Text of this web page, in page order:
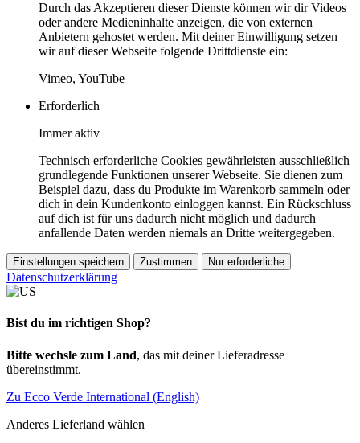
Durch das Akzeptieren dieser Dienste können wir dir Videos
oder andere Medieninhalte anzeigen, die von externen
Anbietern gehostet werden. Mit deiner Einwilligung setzen
wir auf dieser Webseite folgende Drittdienste ein:
Vimeo, YouTube
Erforderlich
Immer aktiv
Technisch erforderliche Cookies gewährleisten ausschließlich
grundlegende Funktionen unserer Webseite. Sie dienen zum
Beispiel dazu, dass du Produkte im Warenkorb sammeln oder
dich in dein Kundenkonto einloggen kannst. Ein Rückschluss
auf dich ist für uns dadurch nicht möglich und dadurch
anfallende Daten werden niemals an Dritte weitergegeben.
Einstellungen speichern Zustimmen Nur erforderliche
Datenschutzerklärung
Bist du im richtigen Shop?
Bitte wechsle zum Land, das mit deiner Lieferadresse
übereinstimmt.
Zu Ecco Verde International (English)
Anderes Lieferland wählen